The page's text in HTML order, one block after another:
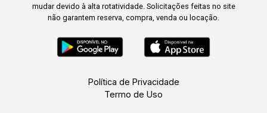
mudar devido à alta rotatividade. Solicitações feitas no site
não garantem reserva, compra, venda ou locação.
Política de Privacidade
Termo de Uso